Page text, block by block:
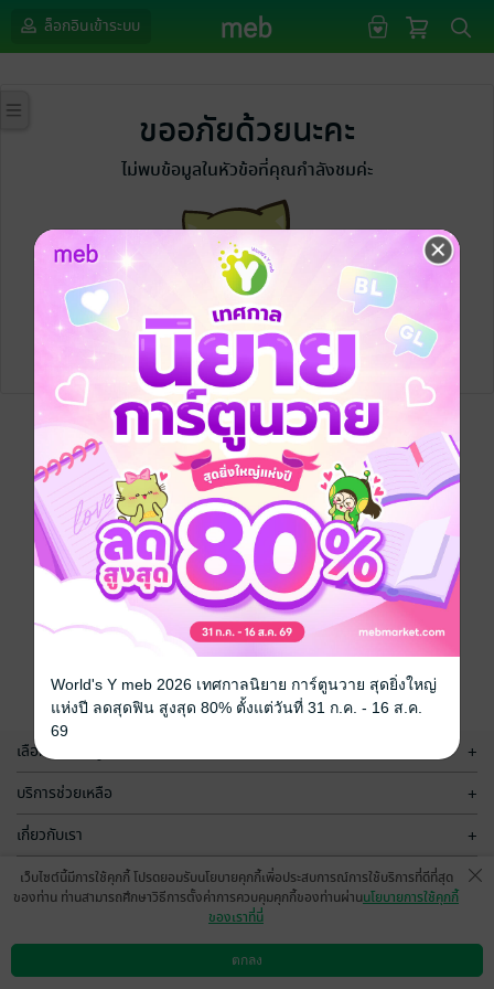
ล็อกอินเข้าระบบ
ขออภัยด้วยนะคะ
ไม่พบข้อมูลในหัวข้อที่คุณกำลังชมค่ะ
เลือกหมวดหมู่ +
บริการช่วยเหลือ +
เกี่ยวกับเรา +
กลุ่มธุรกิจในเครือ +
ดาวน์โหลดแอป วิธีการใช้งาน ติดต่อเรา
เว็บไซต์นี้มีการใช้คุกกี้ โปรดยอมรับนโยบายคุกกี้เพื่อประสบการณ์การใช้บริการที่ดีที่สุด
ของท่าน ท่านสามารถศึกษาวิธีการตั้งค่าการควบคุมคุกกี้ของท่านผ่านนโยบายการใช้คุกกี้
ของเราที่นี่
ตกลง
World's Y meb 2026 เทศกาลนิยาย การ์ตูนวาย สุดยิ่งใหญ่
แห่งปี ลดสุดฟิน สูงสุด 80% ตั้งแต่วันที่ 31 ก.ค. - 16 ส.ค.
69